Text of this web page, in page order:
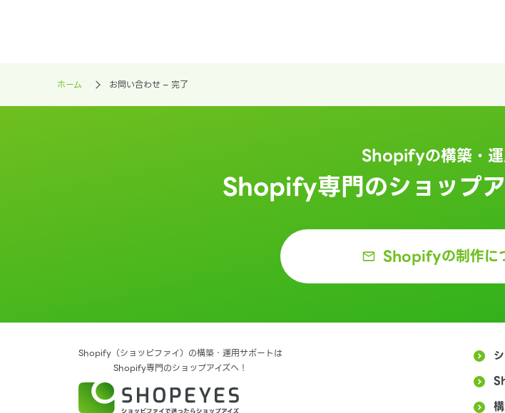
ホーム お問い合わせ – 完了
Shopifyの構築・運
Shopify専門のショップ
Shopifyの制作に
Shopify（ショッピファイ）の構築・運用サポートは
Shopify専門のショップアイズへ！